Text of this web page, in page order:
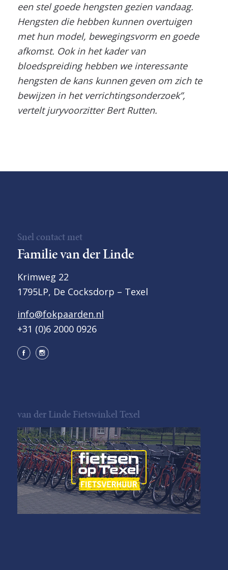
een stel goede hengsten gezien vandaag.
Hengsten die hebben kunnen overtuigen
met hun model, bewegingsvorm en goede
afkomst. Ook in het kader van
bloedspreiding hebben we interessante
hengsten de kans kunnen geven om zich te
bewijzen in het verrichtingsonderzoek”,
vertelt juryvoorzitter Bert Rutten.
Snel contact met
Familie van der Linde
Krimweg 22
1795LP, De Cocksdorp – Texel
info@fokpaarden.nl
+31 (0)6 2000 0926
van der Linde Fietswinkel Texel